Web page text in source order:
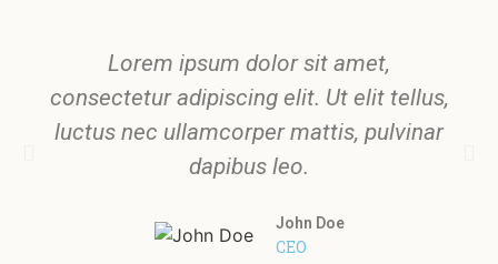
Lorem ipsum dolor sit amet,
consectetur adipiscing elit. Ut elit tellus,
luctus nec ullamcorper mattis, pulvinar
dapibus leo.
John Doe
CEO